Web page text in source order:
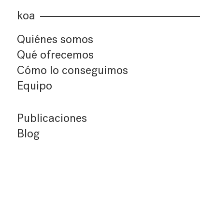
koa
Quiénes somos
Qué ofrecemos
Cómo lo conseguimos
Equipo
Publicaciones
Blog